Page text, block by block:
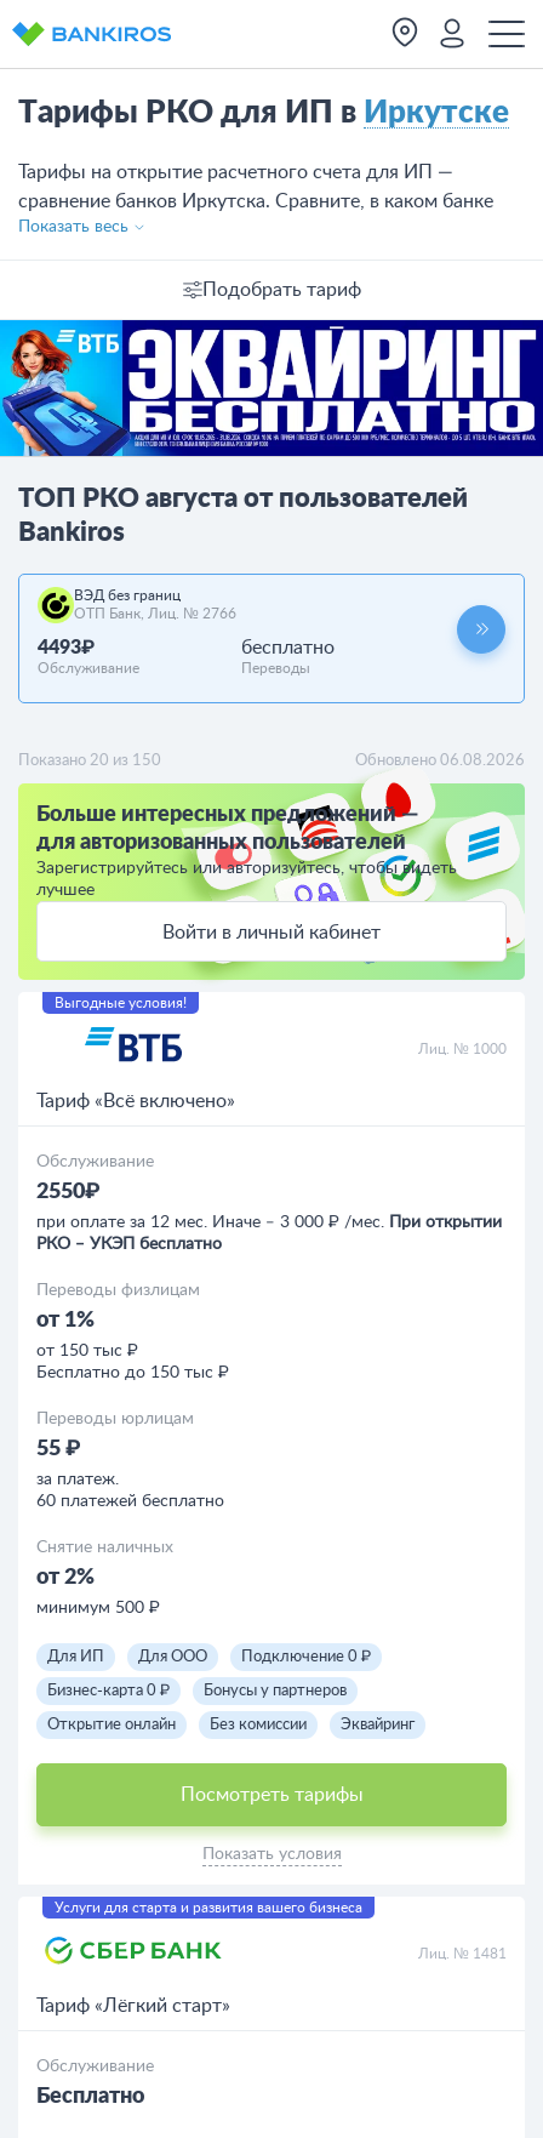
Тарифы РКО для ИП в Иркутске
Тарифы на открытие расчетного счета для ИП —
сравнение банков Иркутска. Сравните, в каком банке
лучше открыть расчетный счет индивидуальному
Показать весь
Подобрать тариф
ТОП РКО августа от пользователей
Bankiros
ВЭД без границ
ОТП Банк, Лиц. № 2766
Обслуживание
4493₽
Переводы
бесплатно
Показано 20 из 150 Обновлено 06.08.2026
Больше интересных предложений —
для авторизованных пользователей
Зарегистрируйтесь или авторизуйтесь, чтобы видеть
лучшее
Войти в личный кабинет
Выгодные условия!
Лиц. № 1000
Тариф «Всё включено»
Обслуживание
2550₽
при оплате за 12 мес. Иначе ‒ 3 000 ₽ /мес.
При открытии
РКО ‒ УКЭП бесплатно
Переводы физлицам
от 1%
от 150 тыс ₽
Бесплатно до 150 тыс ₽
Переводы юрлицам
55 ₽
за платеж.
60 платежей бесплатно
Снятие наличных
от 2%
минимум 500 ₽
Для ИП Для ООО Подключение 0 ₽
Бизнес-карта 0 ₽ Бонусы у партнеров
Открытие онлайн Без комиссии Эквайринг
Посмотреть тарифы
Показать условия
Услуги для старта и развития вашего бизнеса
Лиц. № 1481
Тариф «Лёгкий старт»
Обслуживание
Бесплатно